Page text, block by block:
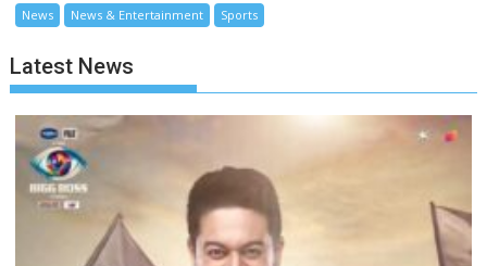
News News & Entertainment Sports
Latest News